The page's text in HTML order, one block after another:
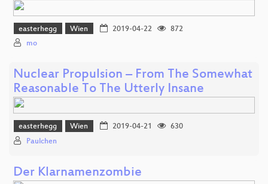
easterhegg Wien 2019-04-22
872
mo
Nuclear Propulsion – From The Somewhat
Reasonable To The Utterly Insane
easterhegg Wien 2019-04-21
630
Paulchen
Der Klarnamenzombie